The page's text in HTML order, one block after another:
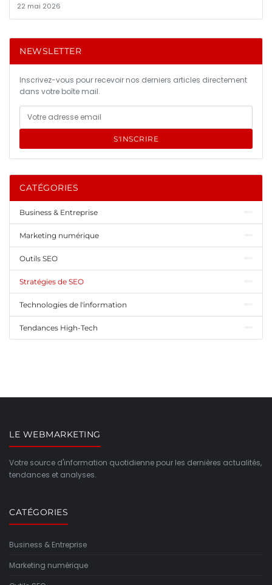
22 mai 2026
NEWSLETTER
Inscrivez-vous pour recevoir nos derniers articles directement
dans votre boîte mail.
S'INSCRIRE
CATÉGORIES
Business & Entreprise
Marketing numérique
Outils SEO
Stratégies de SEO
Technologies de l'information
Tendances High-Tech
LE WEBMARKETING
Votre source d'information quotidienne pour les dernières actualités,
tendances et analyses.
CATÉGORIES
Business & Entreprise
Marketing numérique